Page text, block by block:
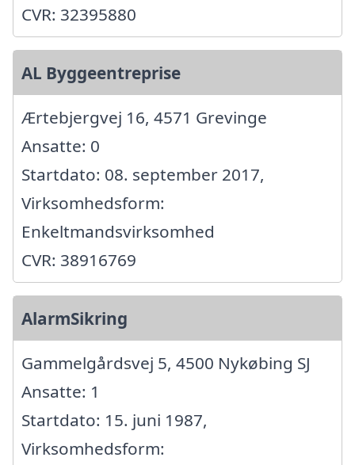
CVR: 32395880
AL Byggeentreprise
Ærtebjergvej 16, 4571 Grevinge
Ansatte: 0
Startdato: 08. september 2017,
Virksomhedsform:
Enkeltmandsvirksomhed
CVR: 38916769
AlarmSikring
Gammelgårdsvej 5, 4500 Nykøbing SJ
Ansatte: 1
Startdato: 15. juni 1987,
Virksomhedsform: